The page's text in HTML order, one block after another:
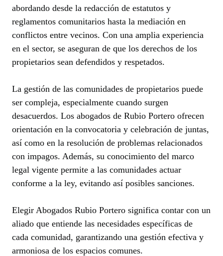
abordando desde la redacción de estatutos y
reglamentos comunitarios hasta la mediación en
conflictos entre vecinos. Con una amplia experiencia
en el sector, se aseguran de que los derechos de los
propietarios sean defendidos y respetados.
La gestión de las comunidades de propietarios puede
ser compleja, especialmente cuando surgen
desacuerdos. Los abogados de Rubio Portero ofrecen
orientación en la convocatoria y celebración de juntas,
así como en la resolución de problemas relacionados
con impagos. Además, su conocimiento del marco
legal vigente permite a las comunidades actuar
conforme a la ley, evitando así posibles sanciones.
Elegir Abogados Rubio Portero significa contar con un
aliado que entiende las necesidades específicas de
cada comunidad, garantizando una gestión efectiva y
armoniosa de los espacios comunes.